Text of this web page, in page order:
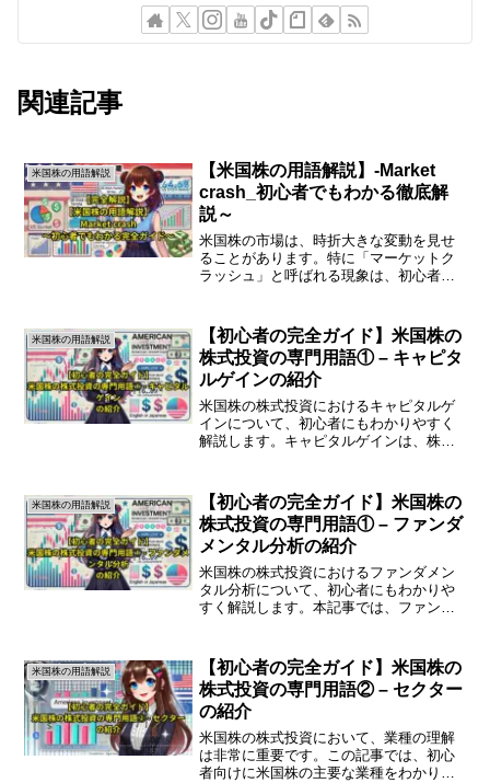
関連記事
米国株の用語解説
【米国株の用語解説】-Market
crash_初心者でもわかる徹底解
説～
米国株の市場は、時折大きな変動を見せ
ることがあります。特に「マーケットク
ラッシュ」と呼ばれる現象は、初心者に
説します。マーケットクラッシュとは？
マーケットクラッシュとは、...
米国株の用語解説
【初心者の完全ガイド】米国株の
株式投資の専門用語① – キャピタ
ルゲインの紹介
米国株の株式投資におけるキャピタルゲ
インについて、初心者にもわかりやすく
解説します。キャピタルゲインは、株式
て、キャピタルゲインの基本を理解しま
しょう。キャピタルゲインと...
米国株の用語解説
【初心者の完全ガイド】米国株の
株式投資の専門用語① – ファンダ
メンタル分析の紹介
米国株の株式投資におけるファンダメン
タル分析について、初心者にもわかりや
すく解説します。本記事では、ファンダ
ファンダメンタル分析とはファンダメン
タル分析は、企業の財務状...
米国株の用語解説
【初心者の完全ガイド】米国株の
株式投資の専門用語② – セクター
の紹介
米国株の株式投資において、業種の理解
は非常に重要です。この記事では、初心
者向けに米国株の主要な業種をわかりや